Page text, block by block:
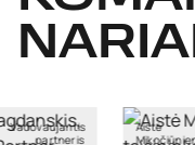
Partnerė
Asta